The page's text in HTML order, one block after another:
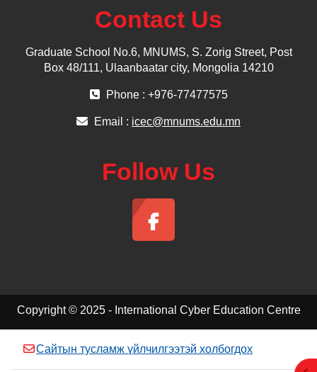
Contact Us
Graduate School No.6, MNUMS, S. Zorig Street, Post
Box 48/111, Ulaanbaatar city, Mongolia 14210
Phone : +976-77477575
Email : icec@mnums.edu.mn
Follow Us
Copyright © 2025 - International Cyber Education Centre
Сайтын тусламж үйлчилгээтэй холбогдох